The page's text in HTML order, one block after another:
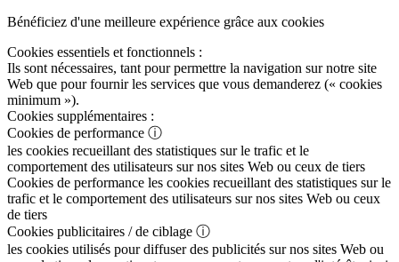
Bénéficiez d'une meilleure expérience grâce aux cookies
Cookies essentiels et fonctionnels :
Ils sont nécessaires, tant pour permettre la navigation sur notre site
Web que pour fournir les services que vous demanderez (« cookies
minimum »).
Cookies supplémentaires :
Cookies de performance ⓘ
les cookies recueillant des statistiques sur le trafic et le
comportement des utilisateurs sur nos sites Web ou ceux de tiers
Cookies de performance les cookies recueillant des statistiques sur le
trafic et le comportement des utilisateurs sur nos sites Web ou ceux
de tiers
Cookies publicitaires / de ciblage ⓘ
les cookies utilisés pour diffuser des publicités sur nos sites Web ou